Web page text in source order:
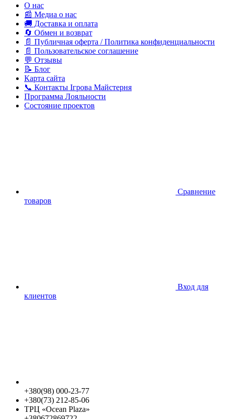
О нас
📰 Медиа о нас
🚚 Доставка и оплата
🔄 Обмен и возврат
📄 Публичная оферта / Политика конфиденциальности
📄 Пользовательское соглашение
💬 Отзывы
📝 Блог
Карта сайта
📞 Контакты Ігрова Майстерня
Программа Лояльности
Состояние проектов
Сравнение
товаров
Вход для
клиентов
+380(98) 000-23-77
+380(73) 212-85-06
ТРЦ «Ocean Plaza»